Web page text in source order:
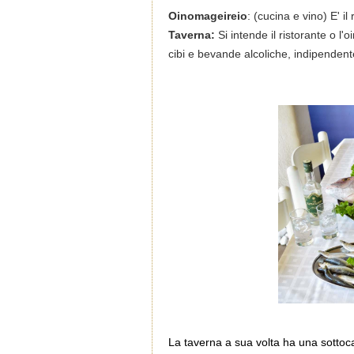
Oinomageireio: (cucina e vino) E' il
Taverna: Si intende il ristorante o
cibi e bevande alcoliche,
La taverna a sua volta ha una